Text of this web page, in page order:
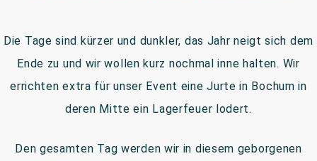
Die Tage sind kürzer und dunkler, das Jahr neigt sich dem
Ende zu und wir wollen kurz nochmal inne halten. Wir
errichten extra für unser Event eine Jurte in Bochum in
deren Mitte ein Lagerfeuer lodert.
Den gesamten Tag werden wir in diesem geborgenen